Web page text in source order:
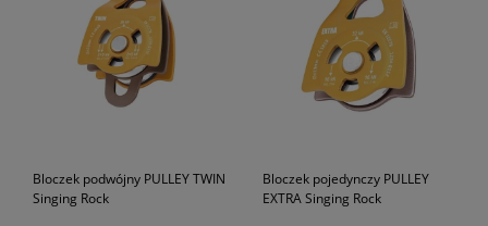
Bloczek podwójny PULLEY TWIN
Singing Rock
Bloczek pojedynczy PULLEY
EXTRA Singing Rock